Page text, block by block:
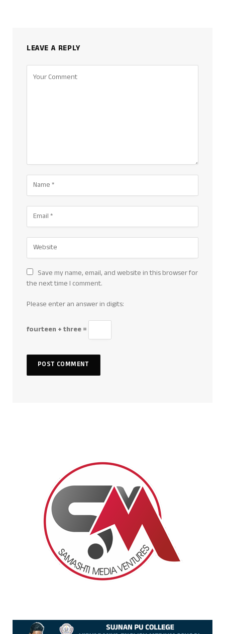
LEAVE A REPLY
Save my name, email, and website in this browser for
the next time I comment.
Please enter an answer in digits:
fourteen + three =